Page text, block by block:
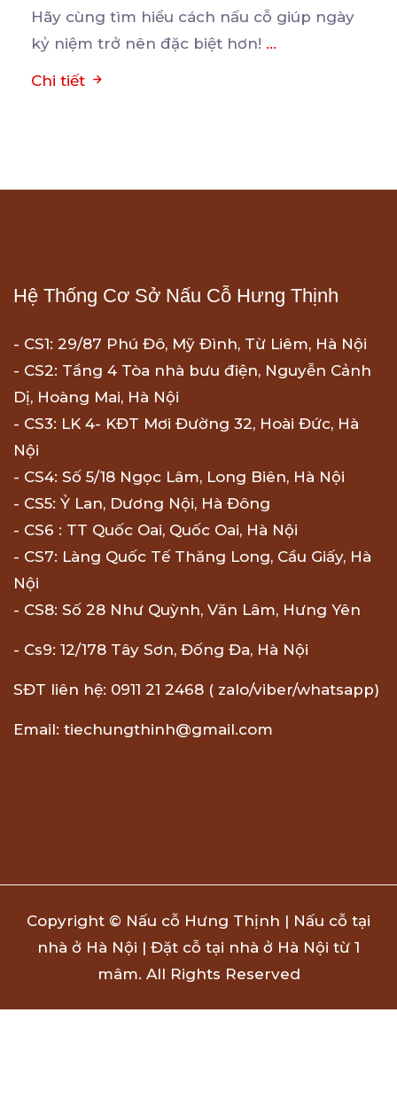
Hãy cùng tìm hiểu cách nấu cỗ giúp ngày
kỷ niệm trở nên đặc biệt hơn! ...
Chi tiết
Hệ Thống Cơ Sở Nấu Cỗ Hưng Thịnh
- CS1: 29/87 Phú Đô, Mỹ Đình, Từ Liêm, Hà Nội
- CS2: Tầng 4 Tòa nhà bưu điện, Nguyễn Cảnh
Dị, Hoàng Mai, Hà Nội
- CS3: LK 4- KĐT Mơi Đường 32, Hoài Đức, Hà
Nội
- CS4: Số 5/18 Ngọc Lâm, Long Biên, Hà Nội
- CS5: Ỷ Lan, Dương Nội, Hà Đông
- CS6 : TT Quốc Oai, Quốc Oai, Hà Nội
- CS7: Làng Quốc Tế Thăng Long, Cầu Giấy, Hà
Nội
- CS8: Số 28 Như Quỳnh, Văn Lâm, Hưng Yên
- Cs9: 12/178 Tây Sơn, Đống Đa, Hà Nội
SĐT liên hệ: 0911 21 2468 ( zalo/viber/whatsapp)
Email: tiechungthinh@gmail.com
Copyright © Nấu cỗ Hưng Thịnh | Nấu cỗ tại
nhà ở Hà Nội | Đặt cỗ tại nhà ở Hà Nội từ 1
mâm. All Rights Reserved